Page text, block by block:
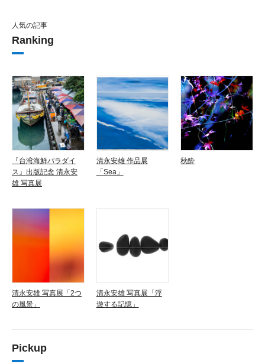
人気の記事
Ranking
『台湾海鮮パラダイ
ス』出版記念 清永安
雄 写真展
清永安雄 作品展
「Sea」
秋酔
清永安雄 写真展「2つ
の風景」
清永安雄 写真展「浮
遊する記憶」
Pickup